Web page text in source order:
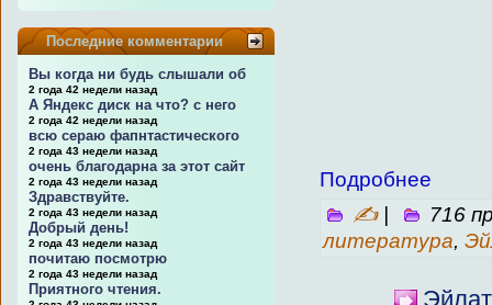
Последние комментарии
Вы когда ни будь слышали об
2 года 42 недели назад
А Яндекс диск на что? с него
2 года 42 недели назад
всю сераю фапнтастического
2 года 43 недели назад
очень благодарна за этот сайт
2 года 43 недели назад
Здравствуйте.
2 года 43 недели назад
Добрый день!
2 года 43 недели назад
почитаю посмотрю
2 года 43 недели назад
Приятного чтения.
Подробнее
✍|
716
литература,